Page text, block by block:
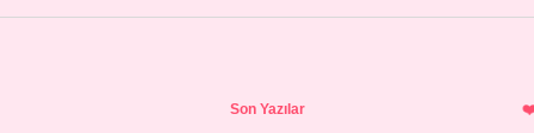
Son Yazılar